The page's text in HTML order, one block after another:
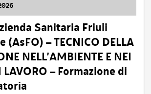
Sanitaria Friuli
(AsFO) – TECNICO DELLA
NELL’AMBIENTE E NEI
LAVORO – Formazione di